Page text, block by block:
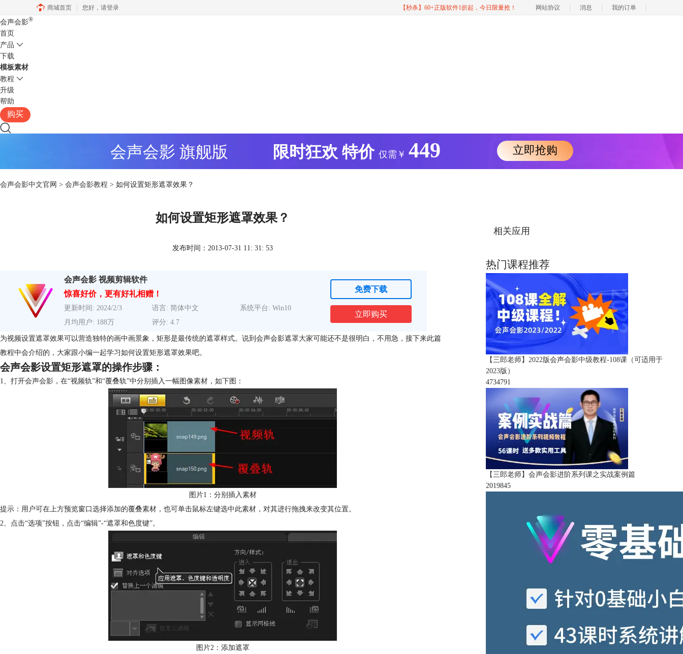
商城首页 您好， 请登录 【秒杀】60+正版软件1折起，今日限量抢！ 网站协议 消息 我的订单
会声会影®
首页
产品
下载
模板素材
教程
升级
帮助
购买
会声会影 旗舰版 限时狂欢 特价 仅需￥ 449 立即抢购
会声会影中文官网 > 会声会影教程 > 如何设置矩形遮罩效果？
如何设置矩形遮罩效果？
发布时间：2013-07-31 11: 31: 53
会声会影 视频剪辑软件
惊喜好价，更有好礼相赠！
更新时间: 2024/2/3 语言: 简体中文
系统平台: Win10
月均用户: 188万
评分: 4.7
免费下载
立即购买
为视频设置遮罩效果可以营造独特的画中画景象，矩形是最传统的遮罩样式。说到会声会影遮罩大家可能还不是很明白，不用急，接下来此篇
教程中会介绍的，大家跟小编一起学习如何设置矩形遮罩效果吧。
会声会影设置矩形遮罩的操作步骤：
1、打开会声会影 ，在“视频轨”和“覆叠轨”中分别插入一幅图像素材，如下图：
图片1：分别插入素材
提示：用户可在上方预览窗口选择添加的覆叠素材，也可单击鼠标左键选中此素材，对其进行拖拽来改变其位置。
2、点击“选项”按钮，点击“编辑”-“遮罩和色度键”。
图片2：添加遮罩
相关应用
热门课程推荐
【三郎老师】2022版会声会影中级教程-108课（可适用于
2023版）
4734791
【三郎老师】会声会影进阶系列课之实战案例篇
2019845